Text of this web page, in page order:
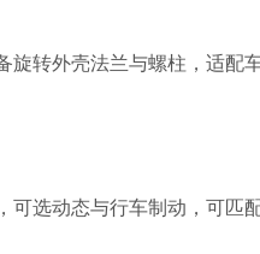
旋转外壳法兰与螺柱，适
可选动态与行车制动，可匹